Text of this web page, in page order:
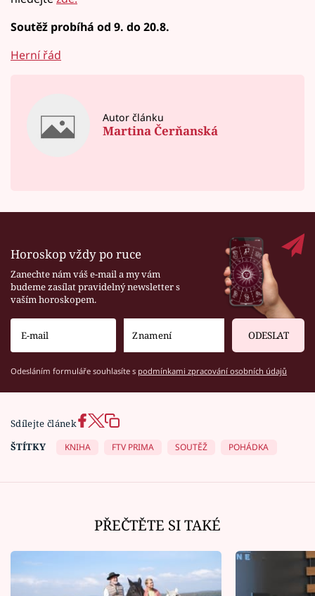
Soutěž probíhá od 9. do 20.8.
Herní řád
Autor článku
Martina Čerňanská
Horoskop vždy po ruce
Zanechte nám váš e-mail a my vám
budeme zasílat pravidelný newsletter s
vaším horoskopem.
ODESLAT
Odesláním formuláře souhlasíte s podmínkami zpracování osobních údajů
Sdílejte článek
ŠTÍTKY
KNIHA FTV PRIMA SOUTĚŽ POHÁDKA
PŘEČTĚTE SI TAKÉ